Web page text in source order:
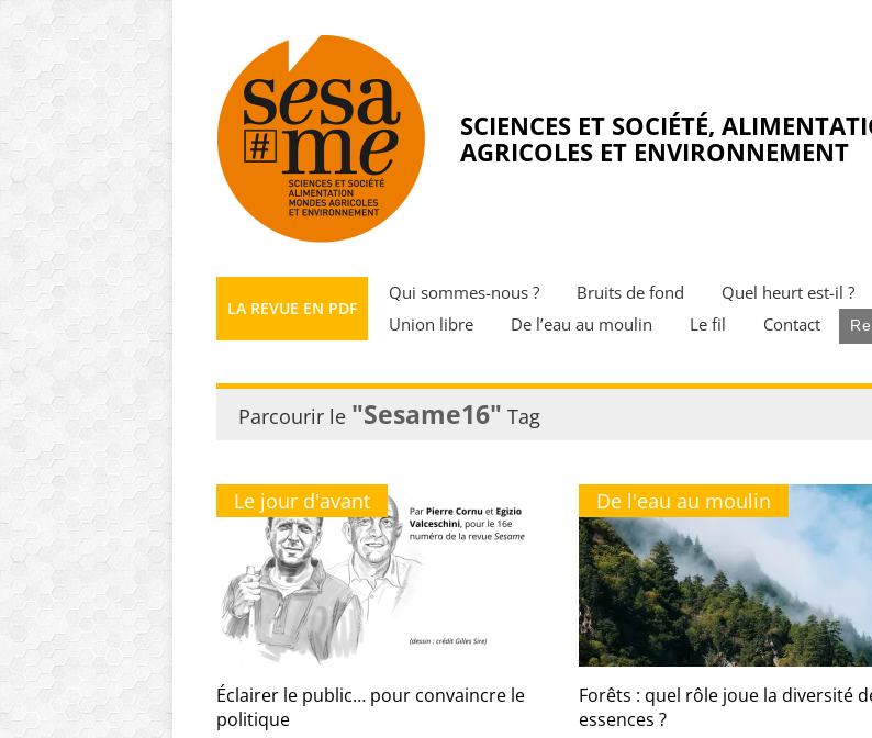
SCIENCES ET SOCIÉTÉ,
AGRICOLES ET ENVIRONNEMENT
LA REVUE EN PDF
Qui sommes-nous ? Bruits de fond Quel heurt est-il ?
Union libre
De l’eau au moulin Le fil Contact
Parcourir le "Sesame16" Tag
Le jour d'avant
Éclairer le public… pour convaincre le
politique
De l'eau au moulin
Forêts : quel rôle joue la diversité
essences ?